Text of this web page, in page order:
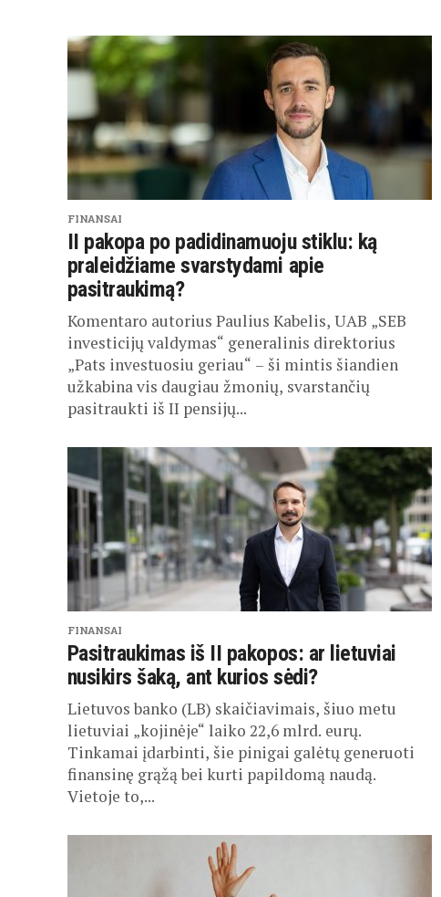
FINANSAI
II pakopa po padidinamuoju stiklu: ką
praleidžiame svarstydami apie
pasitraukimą?
Komentaro autorius Paulius Kabelis, UAB „SEB
investicijų valdymas“ generalinis direktorius
„Pats investuosiu geriau“ – ši mintis šiandien
užkabina vis daugiau žmonių, svarstančių
pasitraukti iš II pensijų...
FINANSAI
Pasitraukimas iš II pakopos: ar lietuviai
nusikirs šaką, ant kurios sėdi?
Lietuvos banko (LB) skaičiavimais, šiuo metu
lietuviai „kojinėje“ laiko 22,6 mlrd. eurų.
Tinkamai įdarbinti, šie pinigai galėtų generuoti
finansinę grąžą bei kurti papildomą naudą.
Vietoje to,...